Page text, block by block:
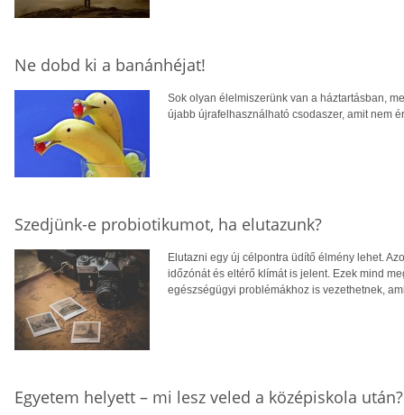
Ne dobd ki a banánhéjat!
Sok olyan élelmiszerünk van a háztartásban,
újabb újrafelhasználható csodaszer, amit nem
Szedjünk-e probiotikumot, ha elutazunk?
Elutazni egy új célpontra üdítő élmény lehet.
időzónát és eltérő klímát is jelent. Ezek mind
egészségügyi problémákhoz is vezethetnek,
Egyetem helyett – mi lesz veled a középiskola után?